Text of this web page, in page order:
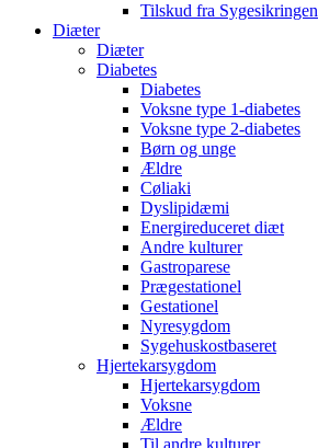
Tilskud fra Sygesikringen
Diæter
Diæter
Diabetes
Diabetes
Voksne type 1-diabetes
Voksne type 2-diabetes
Børn og unge
Ældre
Cøliaki
Dyslipidæmi
Energireduceret diæt
Andre kulturer
Gastroparese
Prægestationel
Gestationel
Nyresygdom
Sygehuskostbaseret
Hjertekarsygdom
Hjertekarsygdom
Voksne
Ældre
Til andre kulturer